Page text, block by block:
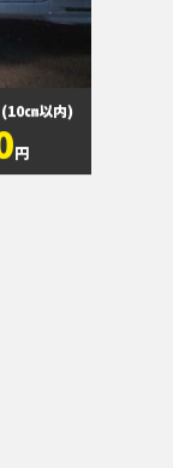
(10㎝以内)
円